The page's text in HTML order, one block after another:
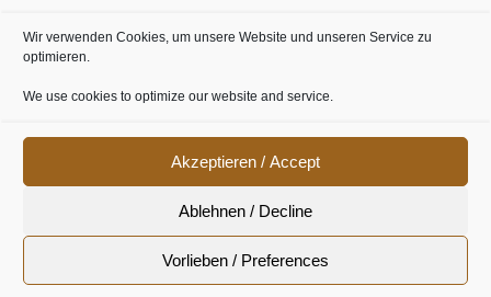
Wir verwenden Cookies, um unsere Website und unseren Service zu
optimieren.
We use cookies to optimize our website and service.
Akzeptieren / Accept
Ablehnen / Decline
Vorlieben / Preferences
SOCIAL LINKS
Cookie Richtline|Datenschutz|Urheberrecht|Impressum